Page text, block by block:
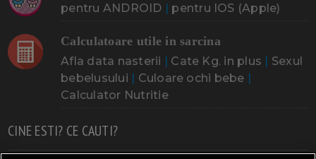
pentru ANDROID pentru IOS (Apple)
Calculatoare utile in sarcina
Afla data nasterii Cate Kg. in plus
Sexul
bebelusului
Culoare ochi bebe
Calculator Nutritie
CINE ESTI? CE CAUTI?